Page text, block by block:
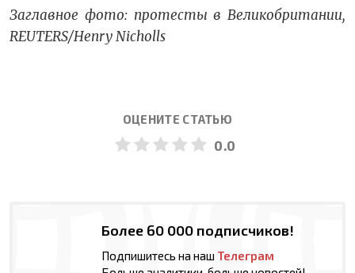
Заглавное фото: протесты в Великобритании,
REUTERS/Henry Nicholls
ОЦЕНИТЕ СТАТЬЮ
0.0
Более 60 000 подписчиков!
Подпишитесь на наш Телеграм